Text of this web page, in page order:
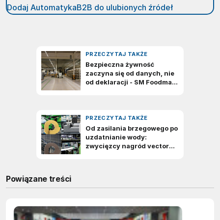
Dodaj AutomatykaB2B do ulubionych źródeł
Powiązane treści